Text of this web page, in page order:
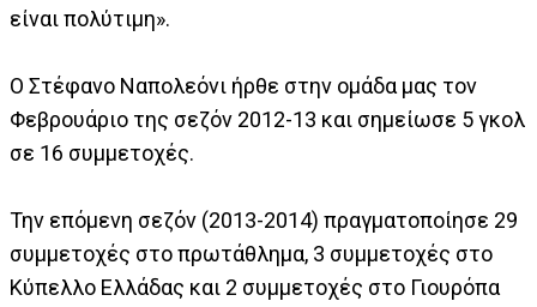
είναι πολύτιμη».
Ο Στέφανο Ναπολεόνι ήρθε στην ομάδα μας τον
Φεβρουάριο της σεζόν 2012-13 και σημείωσε 5 γκολ
σε 16 συμμετοχές.
Την επόμενη σεζόν (2013-2014) πραγματοποίησε 29
συμμετοχές στο πρωτάθλημα, 3 συμμετοχές στο
Κύπελλο Ελλάδας και 2 συμμετοχές στο Γιουρόπα